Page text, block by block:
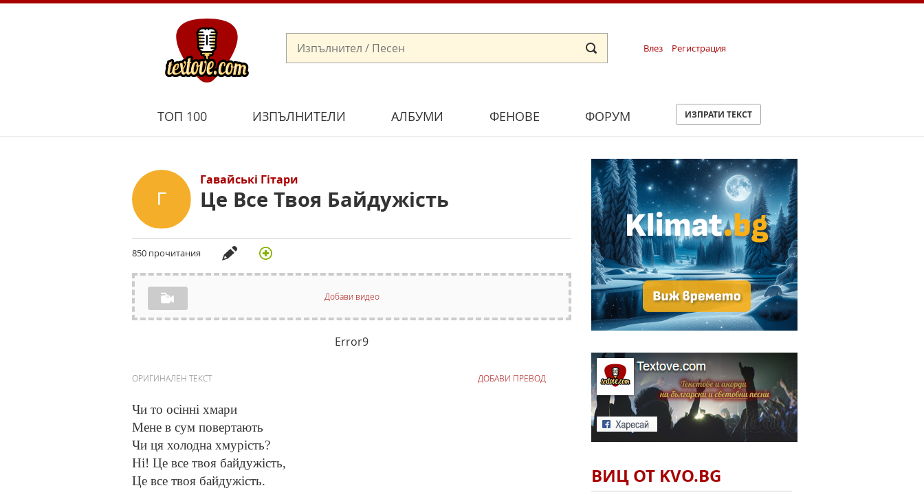
Влез Регистрация
ТОП 100 ИЗПЪЛНИТЕЛИ АЛБУМИ ФЕНОВЕ ФОРУМ ИЗПРАТИ ТЕКСТ
Гавайські Гітари
Це Все Твоя Байдужість
850 прочитания
Добави видео
Error9
ОРИГИНАЛЕН ТЕКСТ
Чи то осінні хмари
Мене в сум повертають
Чи ця холодна хмурість?
Ні! Це все твоя байдужість,
Це все твоя байдужість.
ДОБАВИ ПРЕВОД
ВИЦ ОТ KVO.BG